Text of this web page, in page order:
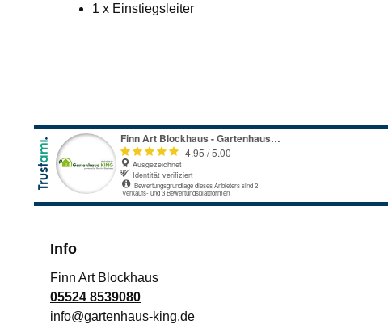
1 x Einstiegsleiter
Info
Finn Art Blockhaus
05524 8539080
info@gartenhaus-king.de